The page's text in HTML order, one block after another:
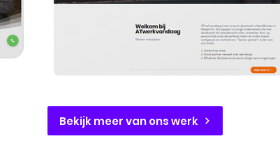
Bekijk meer van ons werk